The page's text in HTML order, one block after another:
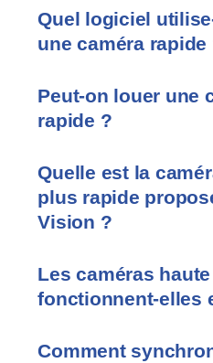
Quel logiciel
une caméra rapide
Peut-on louer une
rapide ?
Quelle est la
plus rapide
Vision ?
Les caméras
fonctionnent-elles
Comment